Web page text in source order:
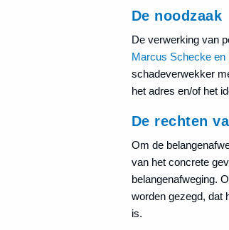
De noodzaak
De verwerking van
Marcus Schecke en
schadeverwekker
het adres en/of het
De rechten
Om de
van het concrete
belangenafweging.
worden gezegd, dat
is.